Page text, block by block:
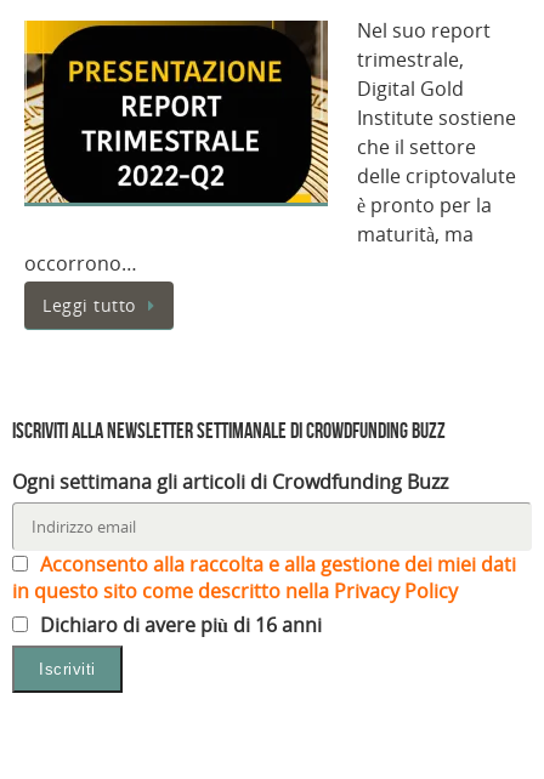
Nel suo report
trimestrale,
Digital Gold
Institute sostiene
che il settore
delle criptovalute
è pronto per la
maturità, ma
occorrono…
Leggi tutto
Iscriviti alla Newsletter settimanale di Crowdfunding Buzz
Ogni settimana gli articoli di Crowdfunding Buzz
Acconsento alla raccolta e alla gestione dei miei dati
in questo sito come descritto nella Privacy Policy
Dichiaro di avere più di 16 anni